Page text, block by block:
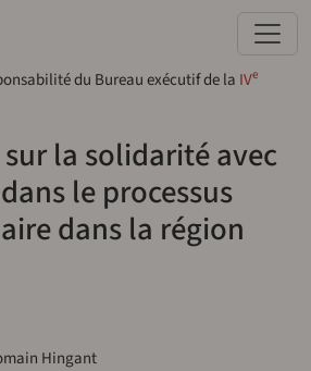
du Bureau exécutif de la IVe
la solidarité avec
le processus
dans la région
Hingant